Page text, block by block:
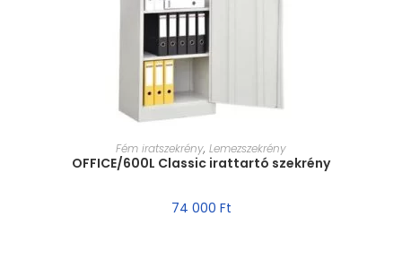
MÉRET VÁLASZTÁSA
Fém iratszekrény, Lemezszekrény
OFFICE/600L Classic irattartó szekrény
74 000 Ft